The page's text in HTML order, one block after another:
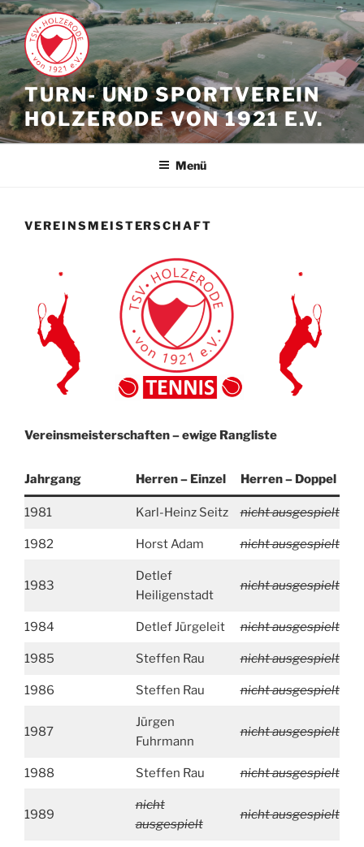
Zum
Inhalt
springen
TURN- UND SPORTVEREIN
HOLZERODE VON 1921 E.V.
Menü
VEREINSMEISTERSCHAFT
Vereinsmeisterschaften – ewige Rangliste
Jahrgang Herren – Einzel Herren – Doppel
1981 Karl-Heinz Seitz nicht ausgespielt
1982 Horst Adam nicht ausgespielt
1983
Detlef
Heiligenstadt
nicht ausgespielt
1984 Detlef Jürgeleit nicht ausgespielt
1985 Steffen Rau nicht ausgespielt
1986 Steffen Rau nicht ausgespielt
1987
Jürgen
Fuhrmann
nicht ausgespielt
1988 Steffen Rau nicht ausgespielt
1989
nicht
ausgespielt
nicht ausgespielt